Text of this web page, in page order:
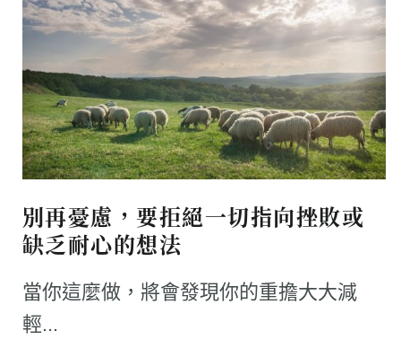
別再憂慮，要拒絕一切指向挫敗或
缺乏耐心的想法
當你這麼做，將會發現你的重擔大大減
輕...